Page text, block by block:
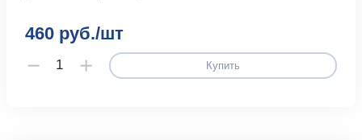
460 руб./шт
Купить